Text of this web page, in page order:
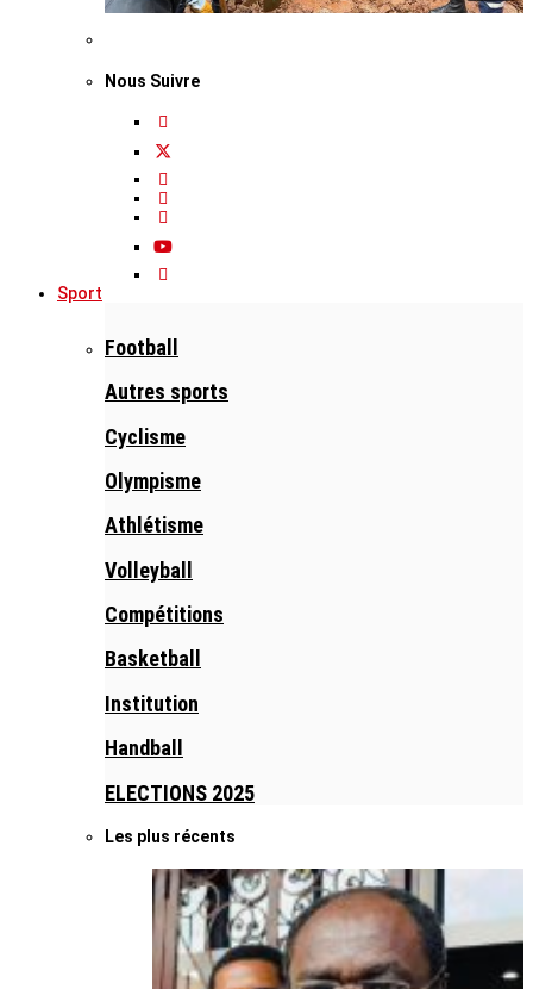
Nous Suivre
Sport
Football
Autres sports
Cyclisme
Olympisme
Athlétisme
Volleyball
Compétitions
Basketball
Institution
Handball
ELECTIONS 2025
Les plus récents